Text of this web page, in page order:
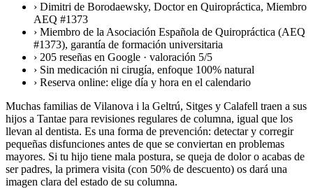
› Dimitri de Borodaewsky, Doctor en Quiropráctica, Miembro
AEQ #1373
› Miembro de la Asociación Española de Quiropráctica (AEQ
#1373), garantía de formación universitaria
› 205 reseñas en Google · valoración 5/5
› Sin medicación ni cirugía, enfoque 100% natural
› Reserva online: elige día y hora en el calendario
Muchas familias de Vilanova i la Geltrú, Sitges y Calafell traen a sus
hijos a Tantae para revisiones regulares de columna, igual que los
llevan al dentista. Es una forma de prevención: detectar y corregir
pequeñas disfunciones antes de que se conviertan en problemas
mayores. Si tu hijo tiene mala postura, se queja de dolor o acabas de
ser padres, la primera visita (con 50% de descuento) os dará una
imagen clara del estado de su columna.